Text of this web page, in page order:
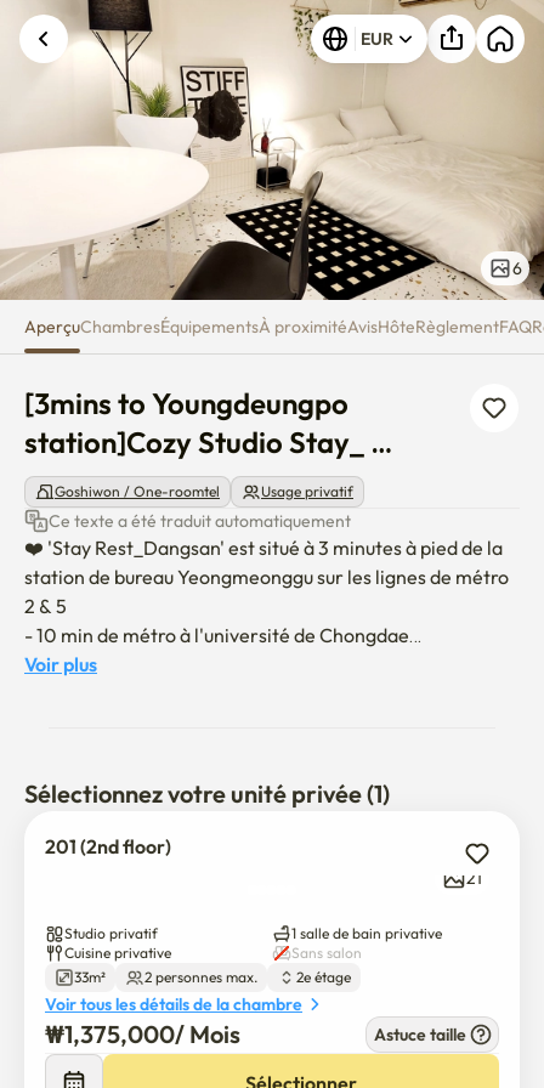
[3mins to Youngdeungpo
EUR
6
AperçuChambresÉquipementsÀ proximitéAvisHôteRèglementFAQ
[3mins to Youngdeungpo
station]Cozy Studio Stay_
DangSan
Goshiwon / One-roomtel Usage privatif
Ce texte a été traduit automatiquement
❤️ 'Stay Rest_Dangsan' est situé à 3 minutes à pied de la
station de bureau Yeongmeonggu sur les lignes de métro
2 & 5
- 10 min de métro à l'université de Chongdae
- Bus Yeyeong 15 minutes
* C'est un espace avec à la fois une commodité
géographique et un style sophistiqué.
❤️ Le déménagement se fera en personne
Lorsque le contrat sera confirmé, nous vous enverrons un
message sur l'emménagement et l'utilisation du contrat.
Voir plus
Sélectionnez votre unité privée (1)
201 (2nd floor)
21
Studio privatif
1 salle de bain privative
Cuisine privative
Sans salon
33m²
2 personnes max. 2e étage
Voir tous les détails de la chambre
₩1,375,000/ Mois Astuce taille
Sélectionner